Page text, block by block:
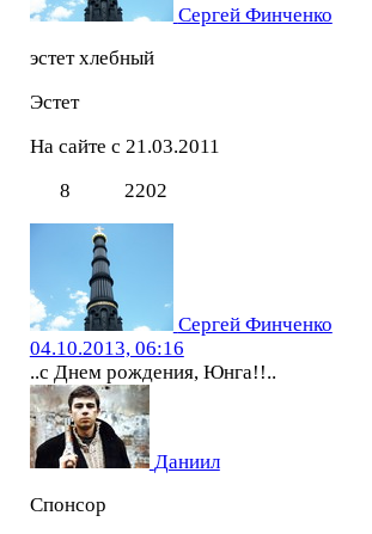
Сергей Финченко
эстет хлебный
Эстет
На сайте с 21.03.2011
8
2202
Сергей Финченко
04.10.2013, 06:16
..с Днем рождения, Юнга!!..
Даниил
Спонсор